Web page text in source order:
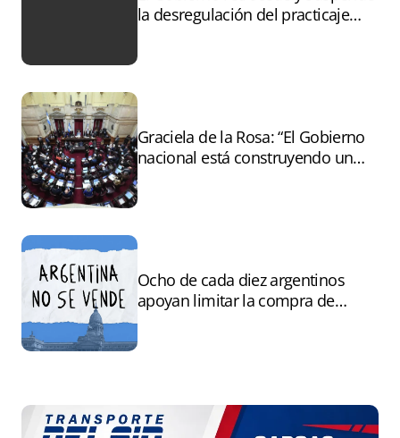
la desregulación del practicaje
Graciela de la Rosa: “El Gobierno
nacional está construyendo un
Ocho de cada diez argentinos
apoyan limitar la compra de